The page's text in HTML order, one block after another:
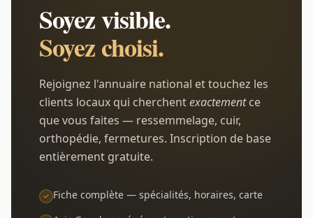
Soyez visible.
Soyez choisi.
Rejoignez l'annuaire national et touchez les
clients locaux qui cherchentexactementce
que vous faites — ressemmelage, cuir,
orthopédie, fermetures. Inscription de base
entièrement gratuite.
Fiche complète — spécialités, horaires, carte